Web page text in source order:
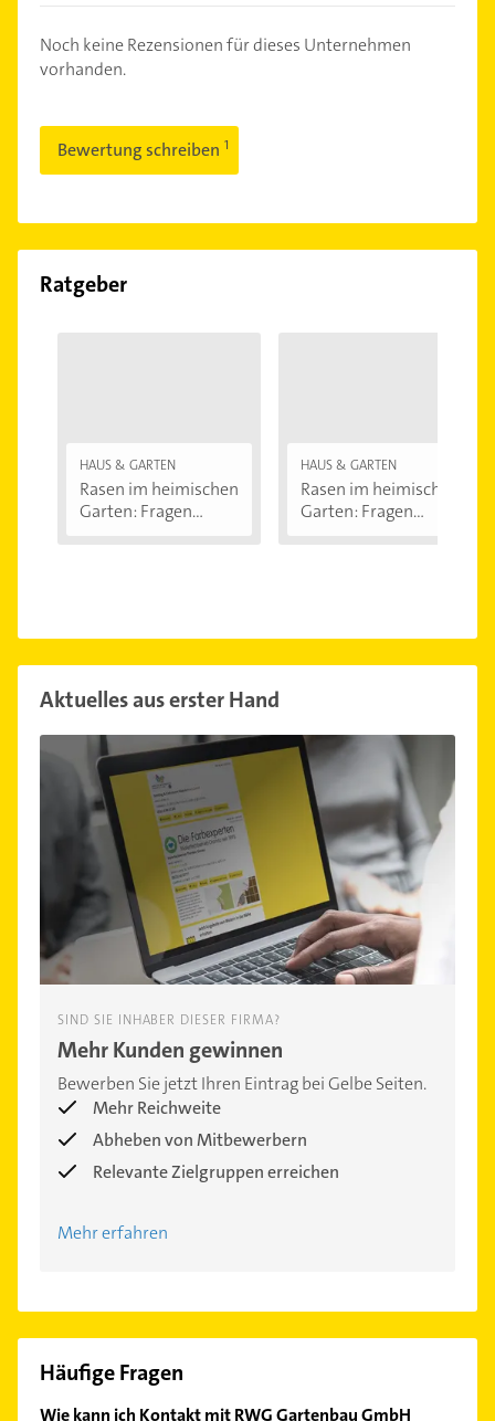
Noch keine Rezensionen für dieses Unternehmen
vorhanden.
Bewertung schreiben
Ratgeber
HAUS & GARTEN
Rasen im heimischen
Garten: Fragen...
HAUS & GARTEN
Rasen im heimischen
Garten: Fragen...
Aktuelles aus erster Hand
SIND SIE INHABER DIESER FIRMA?
Mehr Kunden gewinnen
Bewerben Sie jetzt Ihren Eintrag bei Gelbe Seiten.
Mehr Reichweite
Abheben von Mitbewerbern
Relevante Zielgruppen erreichen
Mehr erfahren
Häufige Fragen
Wie kann ich Kontakt mit RWG Gartenbau GmbH